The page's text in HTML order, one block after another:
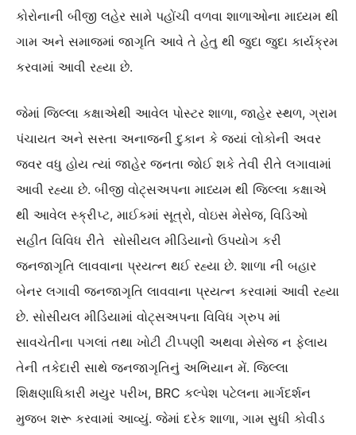
કોરોનાની બીજી લહેર સામે પહોંચી વળવા શાળાઓના માધ્યમ થી
ગામ અને સમાજમાં જાગૃતિ આવે તે હેતુ થી જુદા જુદા કાર્યક્રમ
કરવામાં આવી રહ્યા છે.
જેમાં જિલ્લા કક્ષાએથી આવેલ પોસ્ટર શાળા, જાહેર સ્થળ, ગ્રામ
પંચાયત અને સસ્તા અનાજની દુકાન કે જ્યાં લોકોની અવર
જવર વધુ હોય ત્યાં જાહેર જનતા જોઈ શકે તેવી રીતે લગાવામાં
આવી રહ્યા છે. બીજી વોટ્સઅપના માધ્યમ થી જિલ્લા કક્ષાએ
થી આવેલ સ્ક્રીપ્ટ, માઈકમાં સૂત્રો, વોઇસ મેસેજ, વિડિઓ
સહીત વિવિધ રીતે સોસીયલ મીડિયાનો ઉપયોગ કરી
જનજાગૃતિ લાવવાના પ્રયત્ન થઈ રહ્યા છે. શાળા ની બહાર
બેનર લગાવી જનજાગૃતિ લાવવાના પ્રયત્ન કરવામાં આવી રહ્યા
છે. સોસીયલ મીડિયામાં વોટ્સઅપના વિવિધ ગ્રુપ માં
સાવચેતીના પગલાં તથા ખોટી ટીપ્પણી અથવા મેસેજ ન ફેલાય
તેની તકેદારી સાથે જનજાગૃતિનું અભિયાન મેં. જિલ્લા
શિક્ષણાધિકારી મયુર પરીખ, BRC કલ્પેશ પટેલના માર્ગદર્શન
મુજબ શરૂ કરવામાં આવ્યું. જેમાં દરેક શાળા, ગામ સુધી કોવીડ